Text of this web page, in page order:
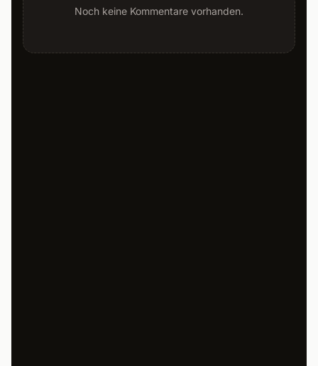
Noch keine Kommentare vorhanden.